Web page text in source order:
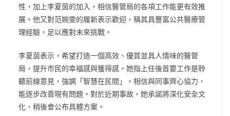
性，加上李夏茵的加入，相信醫管局的各項工作能更有效推
展。他又對范婉雯的履新表示歡迎，稱其具豐富公共醫療管
理經驗，足以應對未來挑戰。
李夏茵表示，希望打造一個高效、優質並具人情味的醫管
局，提升市民的幸福感與獲得感。她指上任後首要工作是聆
聽前線意見，強調「智慧在民間」，相信與同事齊心協力，
能逐步改善現有問題。對於近期事故，她承諾將深化安全文
化，稍後會公布具體方案。